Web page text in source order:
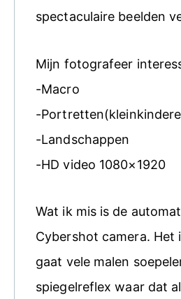
spectaculaire beelden
Mijn fotografeer
-Macro
-
-Landschappen
-HD video 1080×1920
Wat ik mis is de
Cybershot camera. Het
gaat vele malen
spiegelreflex waar dat